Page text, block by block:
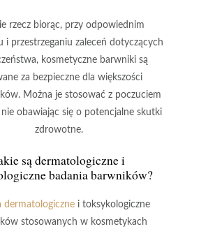
rzecz biorąc, przy odpowiednim
i przestrzeganiu zaleceń dotyczących
kosmetyczne barwniki są
za bezpieczne dla większości
Można je stosować z poczuciem
obawiając się o potencjalne skutki
zdrowotne.
są dermatologiczne i
badania barwników?
dermatologiczne i toksykologiczne
stosowanych w kosmetykach